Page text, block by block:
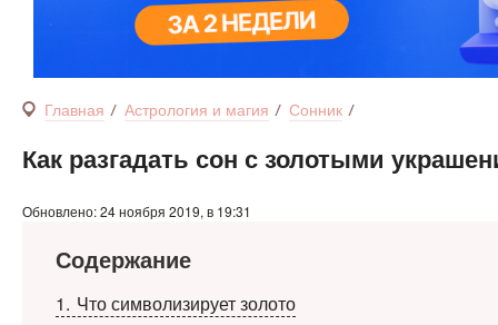
Главная Астрология и магия Сонник
Как разгадать сон с золотыми
Обновлено: 24 ноября 2019, в 19:31
Содержание
1
Что символизирует золото